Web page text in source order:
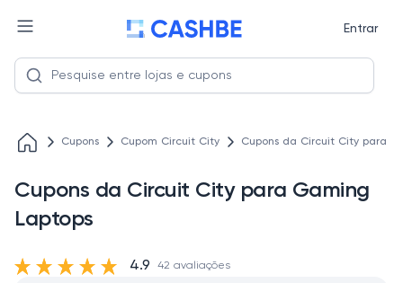
Entrar
Cupons Cupom Circuit City Cupons da Circuit City para
Cupons da Circuit City para Gaming
Laptops
4.9 42 avaliações